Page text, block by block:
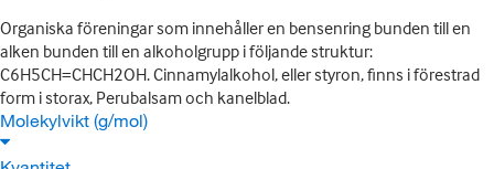
Organiska föreningar som innehåller en bensenring bunden till en
alken bunden till en alkoholgrupp i följande struktur:
C6H5CH=CHCH2OH. Cinnamylalkohol, eller styron, finns i förestrad
form i storax, Perubalsam och kanelblad.
Molekylvikt (g/mol)